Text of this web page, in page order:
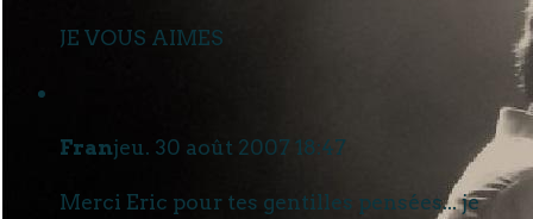
JE VOUS AIMES
Franjeu. 30 août 2007 18:47
Merci Eric pour tes gentilles pensées... je